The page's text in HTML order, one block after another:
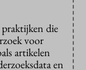
praktijken die
voor
artikelen
en